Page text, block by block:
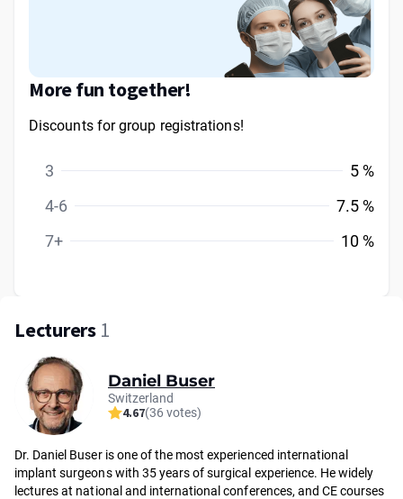
More fun together!
Discounts for group registrations!
3
5 %
4-6
7.5 %
7+
10 %
Lecturers 1
Daniel Buser
Switzerland
4.67(36 votes)
Dr. Da­niel Bu­ser is one of the most experienced international
implant surgeons with 35 years of surgical experience. He widely
lectures at national and international conferences, and CE courses